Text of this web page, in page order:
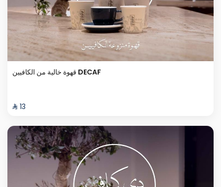
قهوة خالية من الكافيين DECAF
⁨⁦‪‬ 13⁩